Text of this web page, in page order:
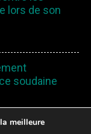
lors de son
soudaine
meilleure